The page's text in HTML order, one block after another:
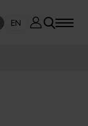
EN
EN